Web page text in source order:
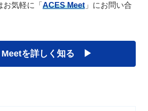
気軽に「 ACES Meet 」にお問い合
Meetを詳しく知る ▶︎